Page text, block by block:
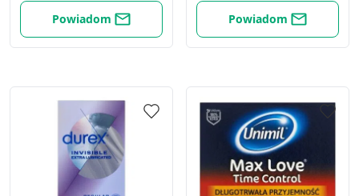
Powiadom Powiadom
Funkcje specjalne IAB:
Użycie dokładnych danych
geolokalizacyjnych
Cele przetwarzania inne niż IAB:
Niezbędne
Wydajność (Performance)